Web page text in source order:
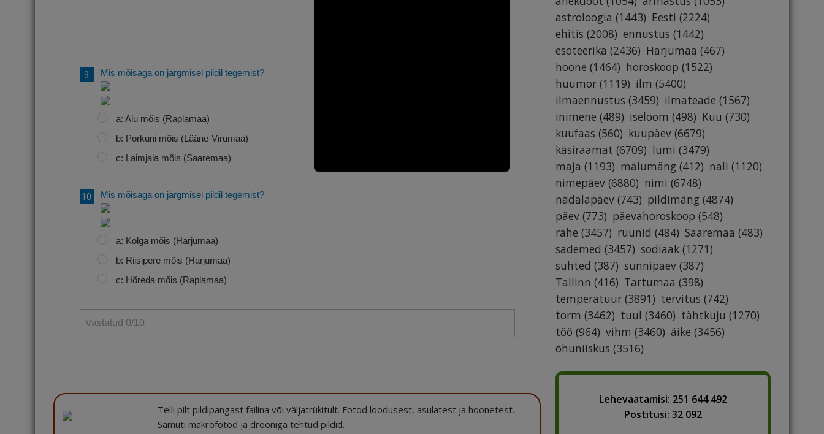
Mis mõisaga on järgmisel pildil tegemist?
a: Alu mõis (Raplamaa)
b: Porkuni mõis (Lääne-Virumaa)
c: Laimjala mõis (Saaremaa)
Mis mõisaga on järgmisel pildil tegemist?
a: Kolga mõis (Harjumaa)
b: Riisipere mõis (Harjumaa)
c: Hõreda mõis (Raplamaa)
Vastatud 0/10
Telli pilt pildipangast failina või väljatrükitult. Fotod loodusest, asulatest ja hoonetest.
Samuti makrofotod ja drooniga tehtud pildid.
astroloogia (1443) Eesti (2224)
ehitis (2008) ennustus (1442)
esoteerika (2436) Harjumaa (467)
hoone (1464) horoskoop (1522)
huumor (1119) ilm (5400)
ilmaennustus (3459) ilmateade (1567)
inimene (489) iseloom (498) Kuu (730)
kuufaas (560) kuupäev (6679)
käsiraamat (6709) lumi (3479)
maja (1193) mälumäng (412) nali (1120)
nimepäev (6880) nimi (6748)
nädalapäev (743) pildimäng (4874)
päev (773) päevahoroskoop (548)
rahe (3457) ruunid (484) Saaremaa (483)
sademed (3457) sodiaak (1271)
suhted (387) sünnipäev (387)
Tallinn (416) Tartumaa (398)
temperatuur (3891) tervitus (742)
torm (3462) tuul (3460) tähtkuju (1270)
töö (964) vihm (3460) äike (3456)
õhuniiskus (3516)
Lehevaatamisi: 251 644 492
Postitusi: 32 092